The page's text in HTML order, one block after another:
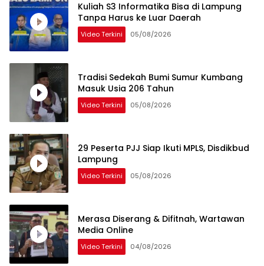
Kuliah S3 Informatika Bisa di Lampung
Tanpa Harus ke Luar Daerah
Video Terkini 05/08/2026
Tradisi Sedekah Bumi Sumur Kumbang
Masuk Usia 206 Tahun
Video Terkini 05/08/2026
29 Peserta PJJ Siap Ikuti MPLS, Disdikbud
Lampung
Video Terkini 05/08/2026
Merasa Diserang & Difitnah, Wartawan
Media Online
Video Terkini 04/08/2026